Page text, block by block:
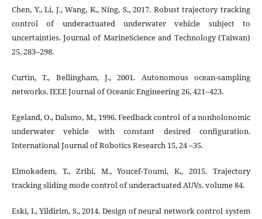
Chen, Y., Li, J., Wang, K., Ning, S., 2017. Robust trajectory tracking
control of underactuated underwater vehicle subject to
uncertainties. Journal of MarineScience and Technology (Taiwan)
25, 283–298.
Curtin, T., Bellingham, J., 2001. Autonomous ocean-sampling
networks. IEEE Journal of Oceanic Engineering 26, 421–423.
Egeland, O., Dalsmo, M., 1996. Feedback control of a nonholonomic
underwater vehicle with constant desired conﬁguration.
International Journal of Robotics Research 15, 24 –35.
Elmokadem, T., Zribi, M., Youcef-Toumi, K., 2015. Trajectory
tracking sliding mode control of underactuated AUVs. volume 84.
Eski, I., Yildirim, S., 2014. Design of neural network control system